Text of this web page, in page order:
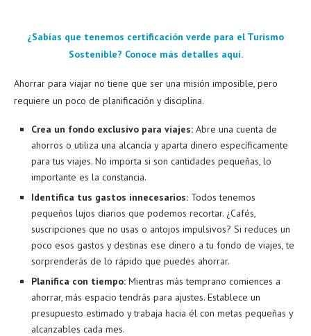
¿Sabías que tenemos certificación verde para el Turismo
Sostenible? Conoce más detalles aquí.
Ahorrar para viajar no tiene que ser una misión imposible, pero
requiere un poco de planificación y disciplina.
Crea un fondo exclusivo para viajes: Abre una cuenta de
ahorros o utiliza una alcancía y aparta dinero específicamente
para tus viajes. No importa si son cantidades pequeñas, lo
importante es la constancia.
Identifica tus gastos innecesarios: Todos tenemos
pequeños lujos diarios que podemos recortar. ¿Cafés,
suscripciones que no usas o antojos impulsivos? Si reduces un
poco esos gastos y destinas ese dinero a tu fondo de viajes, te
sorprenderás de lo rápido que puedes ahorrar.
Planifica con tiempo: Mientras más temprano comiences a
ahorrar, más espacio tendrás para ajustes. Establece un
presupuesto estimado y trabaja hacia él con metas pequeñas y
alcanzables cada mes.